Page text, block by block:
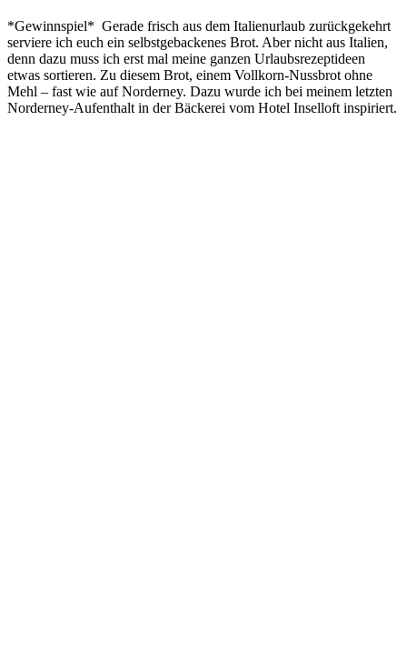
*Gewinnspiel* Gerade frisch aus dem Italienurlaub zurückgekehrt
serviere ich euch ein selbstgebackenes Brot. Aber nicht aus Italien,
denn dazu muss ich erst mal meine ganzen Urlaubsrezeptideen
etwas sortieren. Zu diesem Brot, einem Vollkorn-Nussbrot ohne
Mehl – fast wie auf Norderney. Dazu wurde ich bei meinem letzten
Norderney-Aufenthalt in der Bäckerei vom Hotel Inselloft inspiriert.